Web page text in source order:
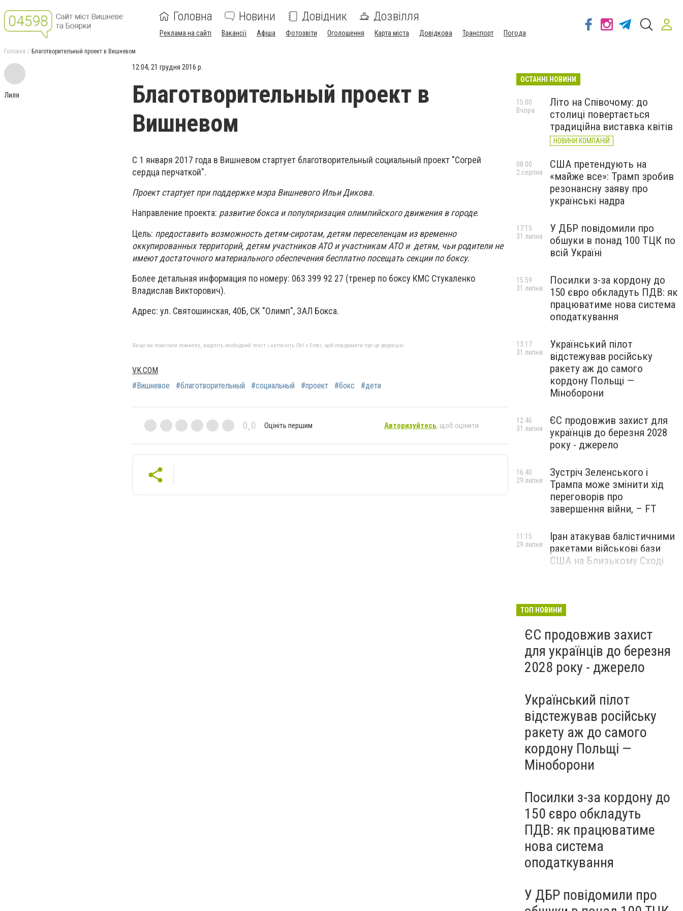
Головна Новини Довідник Дозвілля
Реклама на сайті Вакансії Афіша Фотозвіти Оголошення Карта міста Довідкова Транспорт Погода
Головна Благотворительный проект в Вишневом
Лиля
12:04, 21 грудня 2016 р.
Благотворительный проект в
Вишневом
С 1 января 2017 года в Вишневом стартует благотворительный социальный проект "Согрей
сердца перчаткой".
Проект стартует при поддержке мэра Вишневого Ильи Дикова.
Направление проекта: развитие бокса и популяризация олимпийского движения в городе.
Цель: предоставить возможность детям-сиротам, детям переселенцам из временно
оккупированных территорий, детям участников АТО и участникам АТО и детям, чьи родители не
имеют достаточного материального обеспечения бесплатно посещать секции по боксу.
Более детальная информация по номеру: 063 399 92 27 (тренер по боксу КМС Стукаленко
Владислав Викторович).
Адрес: ул. Святошинская, 40Б, СК "Олимп", ЗАЛ Бокса.
Якщо ви помітили помилку, виділіть необхідний текст і натисніть Ctrl + Enter, щоб повідомити про це редакцію
VK.COM
#Вишневое
#благотворительный #социальный #проект #бокс #дети
0,0 Оцініть першим Авторизуйтесь, щоб оцінити
ОСТАННІ НОВИНИ
Літо на Співочому: до
столиці повертається
традиційна виставка квітів
НОВИНИ КОМПАНІЙ
15:00
Вчора
США претендують на
«майже все»: Трамп зробив
резонансну заяву про
українські надра
08:00
2 серпня
У ДБР повідомили про
обшуки в понад 100 ТЦК по
всій Україні
17:15
31 липня
Посилки з-за кордону до
150 євро обкладуть ПДВ: як
працюватиме нова система
оподаткування
15:59
31 липня
Український пілот
відстежував російську
ракету аж до самого
кордону Польщі —
Міноборони
13:17
31 липня
ЄС продовжив захист для
українців до березня 2028
року - джерело
12:46
31 липня
Зустріч Зеленського і
Трампа може змінити хід
переговорів про
завершення війни, – FT
16:40
29 липня
Іран атакував балістичними
ракетами військові бази
США на Близькому Сході
11:15
29 липня
ТОП НОВИНИ
ЄС продовжив захист
для українців до березня
2028 року - джерело
Український пілот
відстежував російську
ракету аж до самого
кордону Польщі —
Міноборони
Посилки з-за кордону до
150 євро обкладуть
ПДВ: як працюватиме
нова система
оподаткування
У ДБР повідомили про